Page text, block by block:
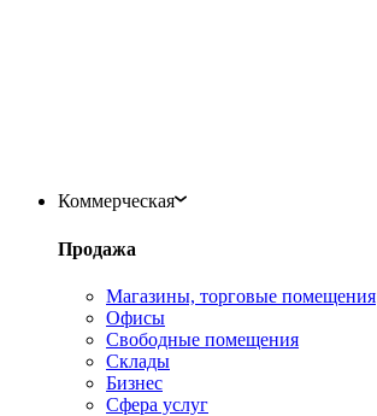
Коммерческая
Продажа
Магазины, торговые помещения
Офисы
Свободные помещения
Склады
Бизнес
Сфера услуг